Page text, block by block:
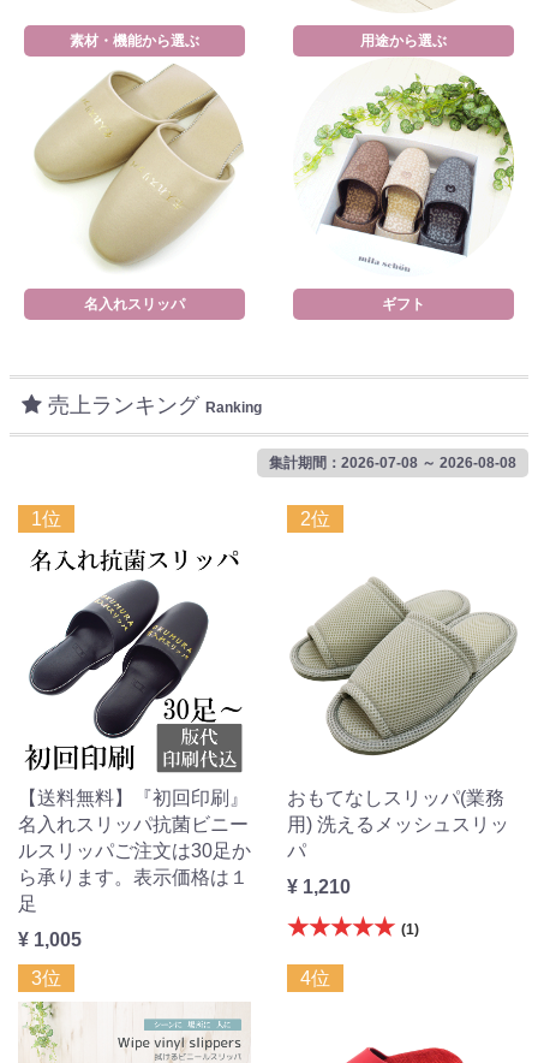
素材・機能から選ぶ 用途から選ぶ
名入れスリッパ ギフト
売上ランキング Ranking
集計期間：2026-07-08 ～ 2026-08-08
1位
【送料無料】『初回印刷』
名入れスリッパ抗菌ビニー
ルスリッパご注文は30足か
ら承ります。表示価格は１
足
¥ 1,005
2位
おもてなしスリッパ(業務
用) 洗えるメッシュスリッ
パ
¥ 1,210
★★★★★ (1)
3位 4位